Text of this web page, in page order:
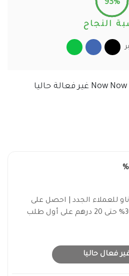
93%
النجاح
ناو للعملاء الجدد | احصل على
خصم 30% حتى 20 درهم على أول طلب
فعال حاليا